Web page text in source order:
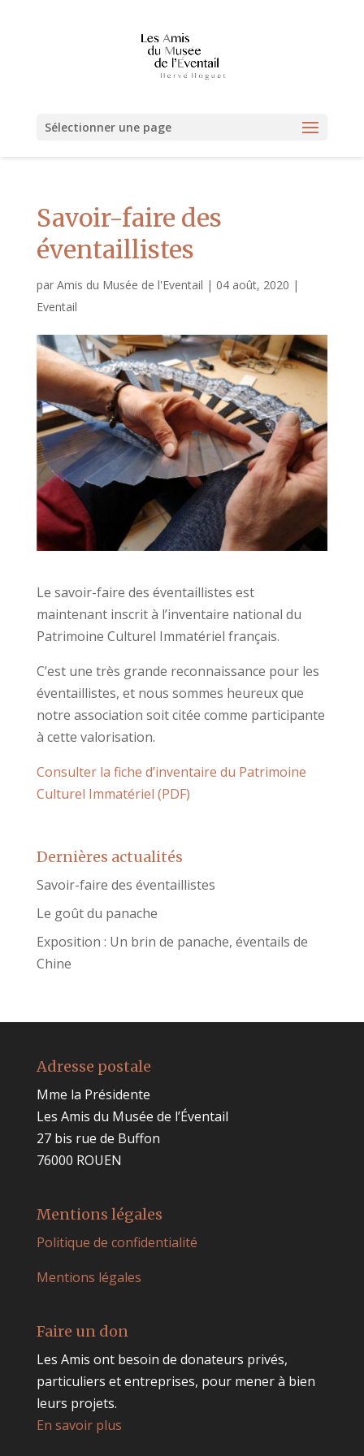
Sélectionner une page
Savoir-faire des
éventaillistes
par Amis du Musée de l'Eventail | 04 août, 2020 |
Eventail
Le savoir-faire des éventaillistes est
maintenant inscrit à l’inventaire national du
Patrimoine Culturel Immatériel français.
C’est une très grande reconnaissance pour les
éventaillistes, et nous sommes heureux que
notre association soit citée comme participante
à cette valorisation.
Consulter la fiche d’inventaire du Patrimoine
Culturel Immatériel (PDF)
Dernières actualités
Savoir-faire des éventaillistes
Le goût du panache
Exposition : Un brin de panache, éventails de
Chine
Adresse postale
Mme la Présidente
Les Amis du Musée de l’Éventail
27 bis rue de Buffon
76000 ROUEN
Mentions légales
Politique de confidentialité
Mentions légales
Faire un don
Les Amis ont besoin de donateurs privés,
particuliers et entreprises, pour mener à bien
leurs projets.
En savoir plus